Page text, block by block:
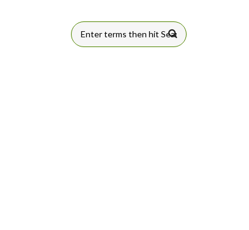
FORMULÁRIO